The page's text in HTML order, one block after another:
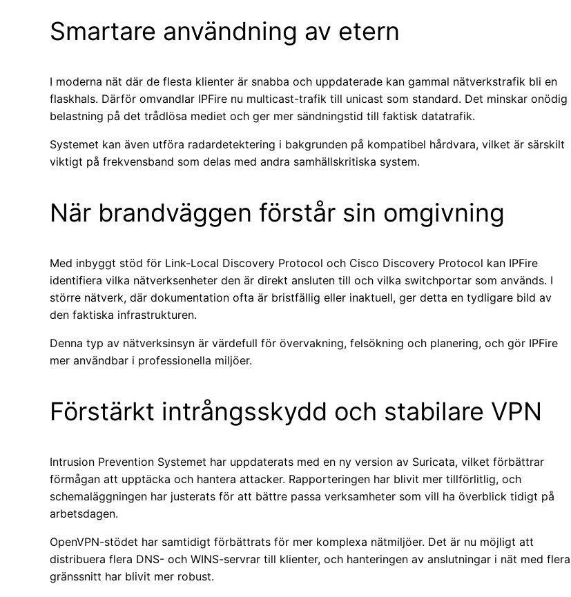
Smartare användning av etern
I moderna nät där de flesta klienter är snabba och uppdaterade kan gammal nätverkstrafik bli en
flaskhals. Därför omvandlar IPFire nu multicast-trafik till unicast som standard. Det minskar onödig
belastning på det trådlösa mediet och ger mer sändningstid till faktisk datatrafik.
Systemet kan även utföra radardetektering i bakgrunden på kompatibel hårdvara, vilket är särskilt
viktigt på frekvensband som delas med andra samhällskritiska system.
När brandväggen förstår sin omgivning
Med inbyggt stöd för Link-Local Discovery Protocol och Cisco Discovery Protocol kan IPFire
identifiera vilka nätverksenheter den är direkt ansluten till och vilka switchportar som används. I
större nätverk, där dokumentation ofta är bristfällig eller inaktuell, ger detta en tydligare bild av
den faktiska infrastrukturen.
Denna typ av nätverksinsyn är värdefull för övervakning, felsökning och planering, och gör IPFire
mer användbar i professionella miljöer.
Förstärkt intrångsskydd och stabilare VPN
Intrusion Prevention Systemet har uppdaterats med en ny version av Suricata, vilket förbättrar
förmågan att upptäcka och hantera attacker. Rapporteringen har blivit mer tillförlitlig, och
schemaläggningen har justerats för att bättre passa verksamheter som vill ha överblick tidigt på
arbetsdagen.
OpenVPN-stödet har samtidigt förbättrats för mer komplexa nätmiljöer. Det är nu möjligt att
distribuera flera DNS- och WINS-servrar till klienter, och hanteringen av anslutningar i nät med flera
gränssnitt har blivit mer robust.